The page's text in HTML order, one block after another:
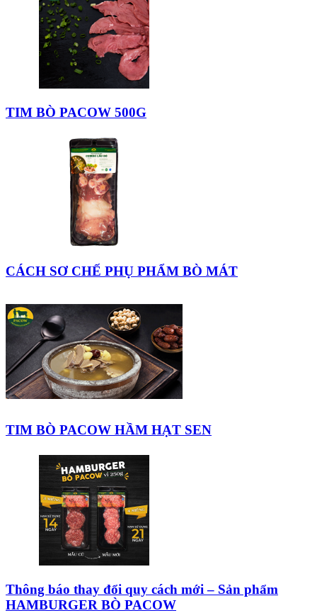
TIM BÒ PACOW 500G
CÁCH SƠ CHẾ PHỤ PHẨM BÒ MÁT
TIM BÒ PACOW HẦM HẠT SEN
Thông báo thay đổi quy cách mới – Sản phẩm
HAMBURGER BÒ PACOW